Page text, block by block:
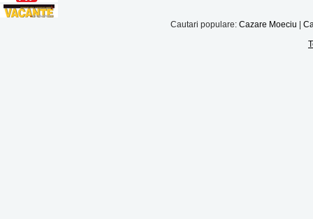
Cautari populare: Cazare Moeciu